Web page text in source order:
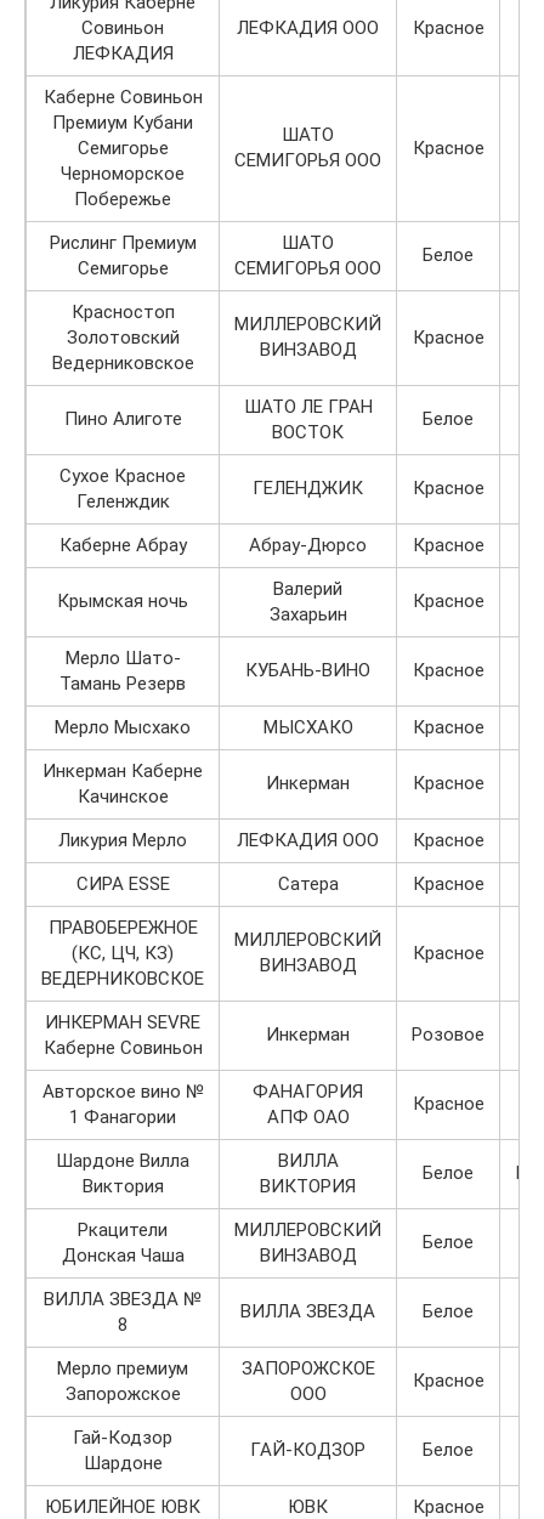
Совиньон
ЛЕФКАДИЯ
ЛЕФКАДИЯ ООО Красное
Каберне Совиньон
Премиум Кубани
Семигорье
Черноморское
Побережье
ШАТО
СЕМИГОРЬЯ ООО
Красное
Рислинг Премиум
Семигорье
ШАТО
СЕМИГОРЬЯ ООО
Белое
Красностоп
Золотовский
Ведерниковское
МИЛЛЕРОВСКИЙ
ВИНЗАВОД
Красное
Пино Алиготе
ШАТО ЛЕ ГРАН
ВОСТОК
Белое
Сухое Красное
Геленждик
ГЕЛЕНДЖИК Красное
Каберне Абрау Абрау-Дюрсо Красное
Крымская ночь
Валерий
Захарьин
Красное
Мерло Шато-
Тамань Резерв
КУБАНЬ-ВИНО Красное
Мерло Мысхако МЫСХАКО
Красное
Инкерман Каберне
Качинское
Инкерман Красное
Ликурия Мерло ЛЕФКАДИЯ ООО
Красное
СИРА ESSE
Сатера
Красное
ПРАВОБЕРЕЖНОЕ
(КС, ЦЧ, КЗ)
ВЕДЕРНИКОВСКОЕ
МИЛЛЕРОВСКИЙ
ВИНЗАВОД
Красное
ИНКЕРМАН SEVRE
Каберне Совиньон
Инкерман Розовое
Авторское вино №
1 Фанагории
ФАНАГОРИЯ
АПФ ОАО
Красное
Шардоне Вилла
Виктория
ВИЛЛА
ВИКТОРИЯ
Белое
Ркацители
Донская Чаша
МИЛЛЕРОВСКИЙ
ВИНЗАВОД
Белое
ВИЛЛА ЗВЕЗДА №
8
ВИЛЛА ЗВЕЗДА Белое
Мерло премиум
Запорожское
ЗАПОРОЖСКОЕ
ООО
Красное
Гай-Кодзор
Шардоне
ГАЙ-КОДЗОР Белое
ЮБИЛЕЙНОЕ ЮВК ЮВК Красное